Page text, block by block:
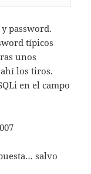
password.
típicos
unos
los tiros.
en el campo
salvo